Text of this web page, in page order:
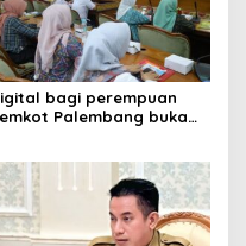
bagi perempuan
Palembang buka